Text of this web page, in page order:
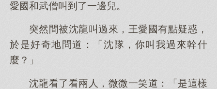
愛國和武僧叫到了一邊兒。
突然間被沈龍叫過來，王愛國有點疑惑，
於是好奇地問道：「沈隊，你叫我過來幹什
麼？」
沈龍看了看兩人，微微一笑道：「是這樣